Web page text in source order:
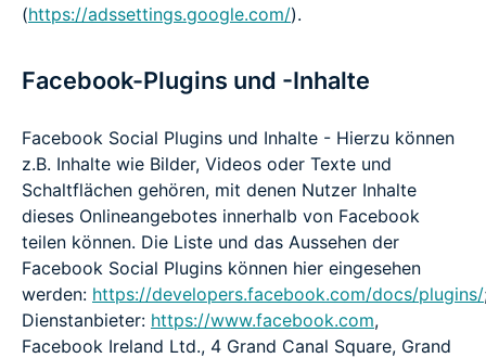
(https://adssettings.google.com/).
Facebook-Plugins und -Inhalte
Facebook Social Plugins und Inhalte - Hierzu können
z.B. Inhalte wie Bilder, Videos oder Texte und
Schaltflächen gehören, mit denen Nutzer Inhalte
dieses Onlineangebotes innerhalb von Facebook
teilen können. Die Liste und das Aussehen der
Facebook Social Plugins können hier eingesehen
werden: https://developers.facebook.com/docs/plugins/
Dienstanbieter: https://www.facebook.com,
Facebook Ireland Ltd., 4 Grand Canal Square, Grand